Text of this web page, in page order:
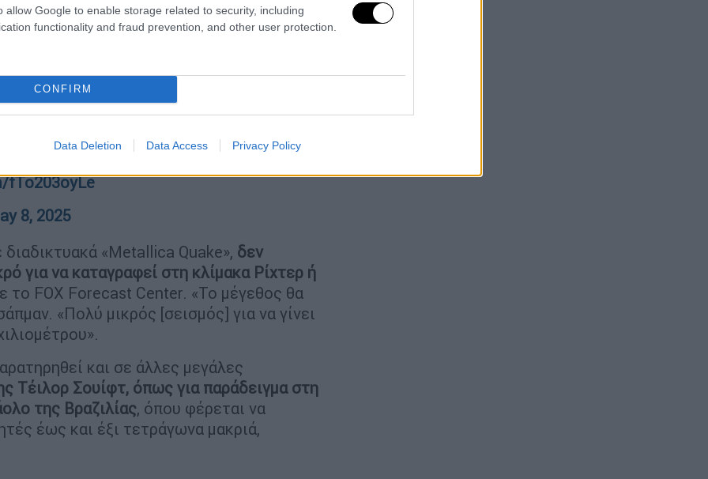
allow Google to enable storage related to security, including
functionality and fraud prevention, and other user protection.
CONFIRM
Data Deletion Data Access Privacy Policy
μαζί μας, Metallica! Ελάτε ξανά όποτε
Virginia Tech σε ανάρτησή της μαζί με
να πηδά, να ζητωκραυγάζει και να
scale when@Metallicaplayed "Enter
fTo203oyLe
8, 2025
«Metallica Quake», δεν
για να καταγραφεί στη κλίμακα Ρίχτερ ή
το FOX Forecast Center. «Το μέγεθος θα
«Πολύ μικρός [σεισμός] για να γίνει
και σε άλλες μεγάλες
Τέιλορ Σουίφτ, όπως για παράδειγμα στη
της Βραζιλίας, όπου φέρεται να
έως και έξι τετράγωνα μακριά,